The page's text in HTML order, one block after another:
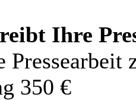
Ihre
Pressearbeit
350 €